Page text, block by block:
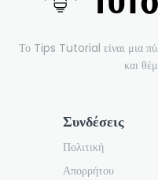
Το Tips Tutorial είναι μια
και
Συνδέσεις
Πολιτική
Απορρήτου